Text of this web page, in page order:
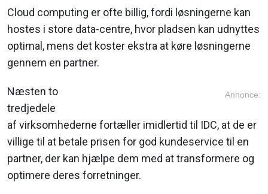
Cloud computing er ofte billig, fordi løsningerne kan
hostes i store data-centre, hvor pladsen kan udnyttes
optimal, mens det koster ekstra at køre løsningerne
gennem en partner.
Annonce:
Næsten to
tredjedele
af virksomhederne fortæller imidlertid til IDC, at de er
villige til at betale prisen for god kundeservice til en
partner, der kan hjælpe dem med at transformere og
optimere deres forretninger.